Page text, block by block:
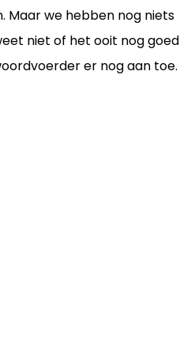
Maar we hebben nog niets
niet of het ooit nog goed
er nog aan toe.